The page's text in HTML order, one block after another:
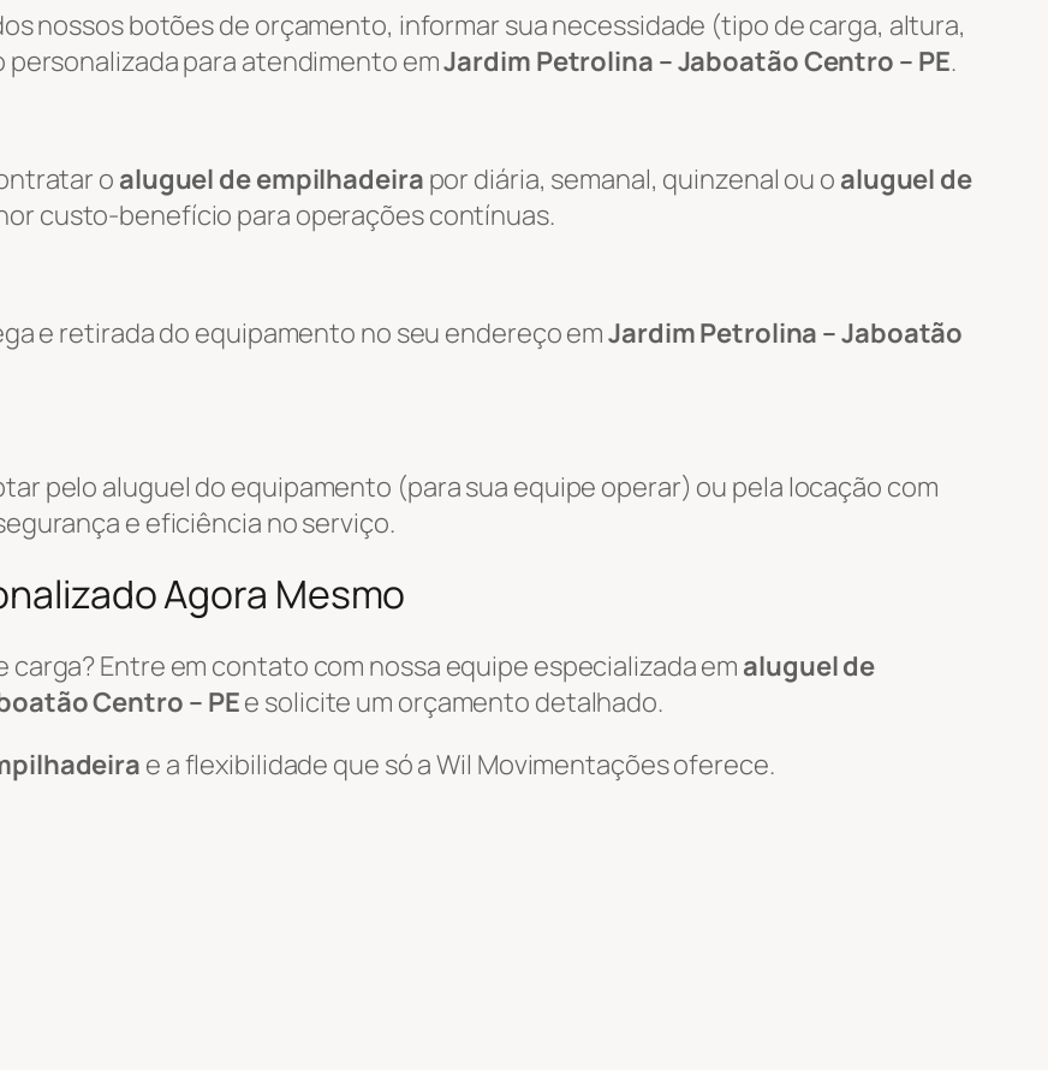
nossos botões de orçamento, informar sua necessidade (tipo de carga, altura,
personalizada para atendimento emJardim Petrolina – Jaboatão Centro – PE.
o aluguel de empilhadeira por diária, semanal, quinzenal ou o aluguel de
custo-benefício para operações contínuas.
e retirada do equipamento no seu endereço emJardim Petrolina – Jaboatão
pelo aluguel do equipamento (para sua equipe operar) ou pela locação com
e eficiência no serviço.
Agora Mesmo
Entre em contato com nossa equipe especializada em aluguel de
Centro – PEe solicite um orçamento detalhado.
e a flexibilidade que só a Wil Movimentações oferece.